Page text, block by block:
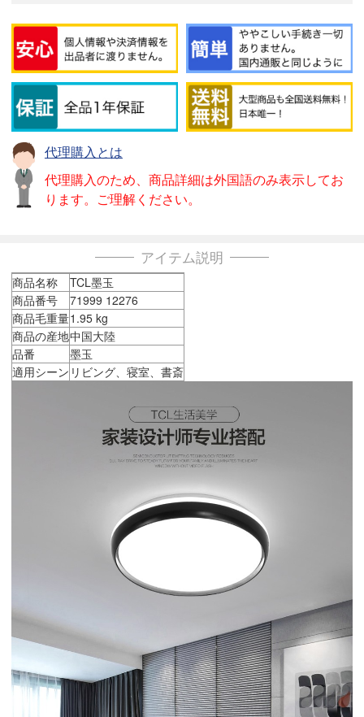
代理購入とは
代理購入のため、商品詳細は外国語のみ表示してお
ります。ご理解ください。
アイテム説明
商品名称
TCL墨玉
商品番号
71999 12276
商品毛重量1.95 kg
商品の産地中国大陸
品番
墨玉
適用シーン リビング、寝室、書斎